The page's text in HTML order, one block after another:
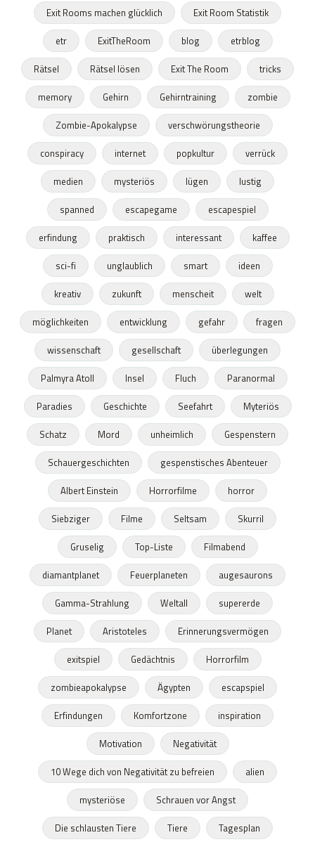
Exit Rooms machen glücklich
Exit Room Statistik
etr
ExitTheRoom blog
etrblog
Rätsel
Rätsel lösen Exit The Room
tricks
memory
Gehirn Gehirntraining
zombie
Zombie-Apokalypse
verschwörungstheorie
conspiracy
internet popkultur
verrück
medien
mysteriös lügen
lustig
spanned
escapegame
escapespiel
erfindung
praktisch interessant
kaffee
sci-fi
unglaublich smart
ideen
kreativ
zukunft menscheit
welt
möglichkeiten
entwicklung gefahr
fragen
wissenschaft
gesellschaft
überlegungen
Palmyra Atoll
Insel Fluch
Paranormal
Paradies
Geschichte Seefahrt
Myteriös
Schatz
Mord unheimlich
Gespenstern
Schauergeschichten
gespenstisches Abenteuer
Albert Einstein
Horrorfilme
horror
Siebziger
Filme Seltsam
Skurril
Gruselig
Top-Liste
Filmabend
diamantplanet
Feuerplaneten
augesaurons
Gamma-Strahlung
Weltall
supererde
Planet
Aristoteles
Erinnerungsvermögen
exitspiel
Gedächtnis
Horrorfilm
zombieapokalypse
Ägypten
escapspiel
Erfindungen
Komfortzone
inspiration
Motivation
Negativität
10 Wege dich von Negativität zu befreien
alien
mysteriöse
Schrauen vor Angst
Die schlausten Tiere
Tiere
Tagesplan